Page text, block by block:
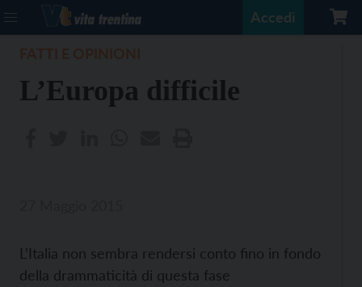
Accedi
L’Europa difficile
L’Italia non sembra rendersi conto fino in fondo
della drammaticità di questa fase